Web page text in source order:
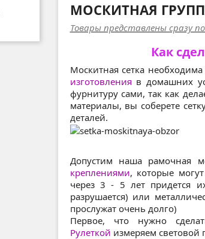
МОСКИТНАЯ
Товары представлены сразу
Как
Москитная сетка
изготовленияв домашних
фурнитуру сами, так как
материалы, вы соберете
деталей.
Допустим наша рамочная
креплениями, которые
через 3 - 5 лет придется
разрушается) или
прослужат очень долго)
Первое, что нужно
Рулеткой измеряем